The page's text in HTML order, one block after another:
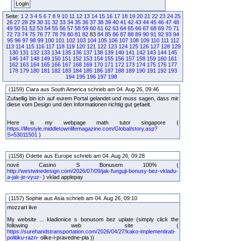
Seite: 1 2 3 4 5 6 7 8 9 10 11 12 13 14 15 16 17 18 19 20 21 22 23 24 25
26 27 28 29 30 31 32 33 34 35 36 37 38 39 40 41 42 43 44 45 46 47 48
49 50 51 52 53 54 55 56 57 58 59 60 61 62 63 64 65 66 67 68 69 70 71
72 73 74 75 76 77 78 79 80 81 82 83 84 85 86 87 88 89 90 91 92 93 94
95 96 97 98 99 100 101 102 103 104 105 106 107 108 109 110 111 112
113 114 115 116 117 118 119 120 121 122 123 124 125 126 127 128 129
130 131 132 133 134 135 136 137 138 139 140 141 142 143 144 145
146 147 148 149 150 151 152 153 154 155 156 157 158 159 160 161
162 163 164 165 166 167 168 169 170 171 172 173 174 175 176 177
178 179 180 181 182 183 184 185 186 187 188 189 190 191 192 193
194 195 196 197 198
(1159) Ciara aus South America schrieb am 04. Aug 26, 09:46
Zufaellig bin ich auf eurem Portal gelandet und muss sagen, dass mir
diese vom Design und den Informationen richtig gut gefaelt.
Here is my webpage math tutor singapore (
https://lifestyle.middletownlifemagazine.com/Global/story.asp?
S=53011501 )
(1158) Odette aus Europe schrieb am 04. Aug 26, 09:28
nové Casino S Bonusem 100% (
http://westwinedesign.com/2026/07/09/jak-funguji-bonusy-bez-vkladu-
a-jak-je-vyuz- ) vklad applepay
(1157) Sophie aus Asia schrieb am 04. Aug 26, 09:10
mozzart live
My website ... kladionice s bonusom bez uplate (simply click the
following web site (
https://surehandstransportation.com/2026/04/27/kako-implementirati-
politiku-razn- olike-i-pravedne-pla ))